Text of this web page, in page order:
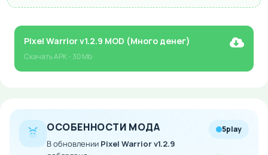
Pixel Warrior v1.2.9 MOD (Много денег)
СкачатьAPK- 30 Mb
ОСОБЕННОСТИ МОДА
В обновлении Pixel Warrior v1.2.9
5play